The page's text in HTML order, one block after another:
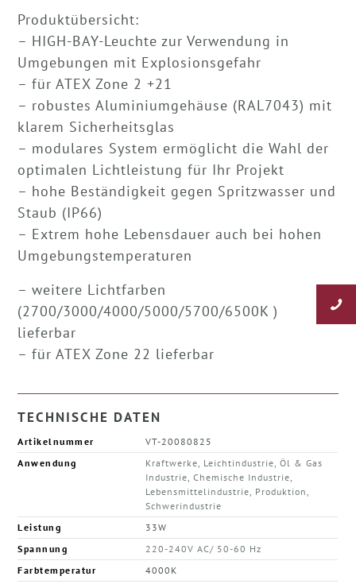
Produktübersicht:
– HIGH-BAY-Leuchte zur Verwendung in
Umgebungen mit Explosionsgefahr
– für ATEX Zone 2 +21
– robustes Aluminiumgehäuse (RAL7043) mit
klarem Sicherheitsglas
– modulares System ermöglicht die Wahl der
optimalen Lichtleistung für Ihr Projekt
– hohe Beständigkeit gegen Spritzwasser und
Staub (IP66)
– Extrem hohe Lebensdauer auch bei hohen
Umgebungstemperaturen
– weitere Lichtfarben
(2700/3000/4000/5000/5700/6500K )
lieferbar
– für ATEX Zone 22 lieferbar
TECHNISCHE DATEN
Artikelnummer
VT-20080825
Anwendung
Kraftwerke, Leichtindustrie, Öl & Gas
Industrie, Chemische Industrie,
Lebensmittelindustrie, Produktion,
Schwerindustrie
Leistung
33W
Spannung
220-240V AC/ 50-60 Hz
Farbtemperatur
4000K